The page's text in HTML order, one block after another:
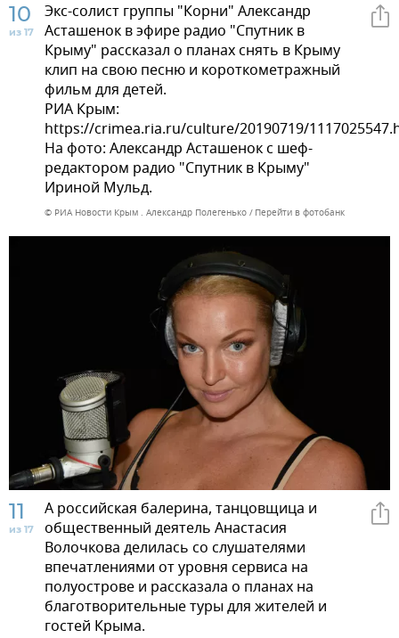
10
из 17
Экс-солист группы "Корни" Александр
Асташенок в эфире радио "Спутник в
Крыму" рассказал о планах снять в Крыму
клип на свою песню и короткометражный
фильм для детей.
РИА Крым:
https://crimea.ria.ru/culture/20190719/
На фото: Александр Асташенок с шеф-
редактором радио "Спутник в Крыму"
Ириной Мульд.
© РИА Новости Крым . Александр Полегенько Перейти в фотобанк
11
из 17
А российская балерина, танцовщица и
общественный деятель Анастасия
Волочкова делилась со слушателями
впечатлениями от уровня сервиса на
полуострове и рассказала о планах на
благотворительные туры для жителей и
гостей Крыма.